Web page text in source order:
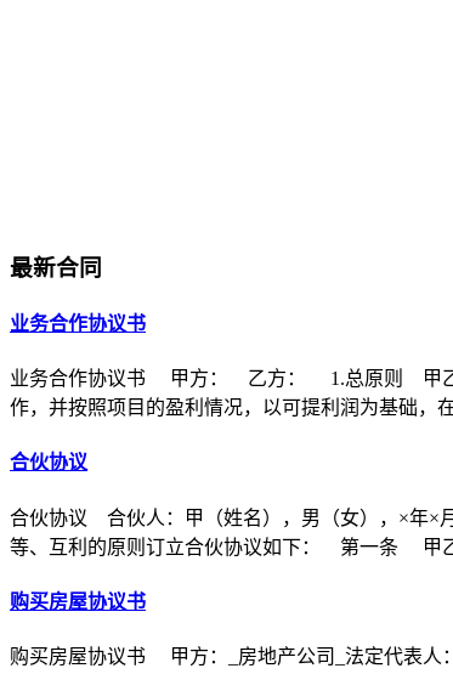
最新合同
业务合作协议书
业务合作协议书 甲方： 乙方： 1.总原则 甲乙
作，并按照项目的盈利情况，以可提利润为基础，
合伙协议
合伙协议 合伙人：甲（姓名），男（女），×年×
等、互利的原则订立合伙协议如下： 第一条 甲
购买房屋协议书
购买房屋协议书 甲方：_房地产公司_法定代表人